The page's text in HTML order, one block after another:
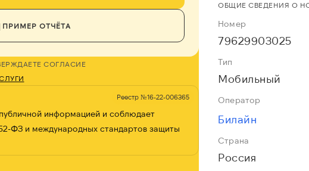
ПРИМЕР ОТЧЁТА
СОГЛАСИЕ
Реестр №16-22-006365
информацией и соблюдает
ФЗ и международных стандартов защиты
ОБЩИЕ СВЕДЕНИЯ О
Номер
79629903025
Тип
Мобильный
Оператор
Билайн
Страна
Россия